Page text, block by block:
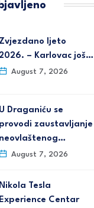
ljeto
– Karlovac još…
August 7, 2026
U Draganiću se
provodi zaustavljanje
neovlaštenog…
August 7, 2026
Nikola Tesla
Experience Centar